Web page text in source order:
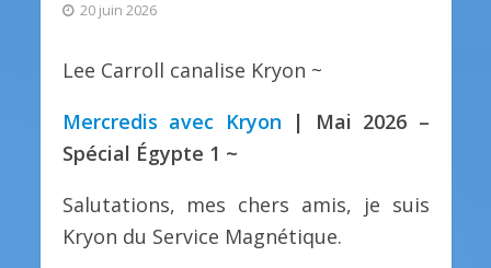
20 juin 2026
Lee Carroll canalise Kryon ~
Mercredis avec Kryon | Mai 2026 –
Spécial Égypte 1 ~
Salutations, mes chers amis, je suis
Kryon du Service Magnétique.